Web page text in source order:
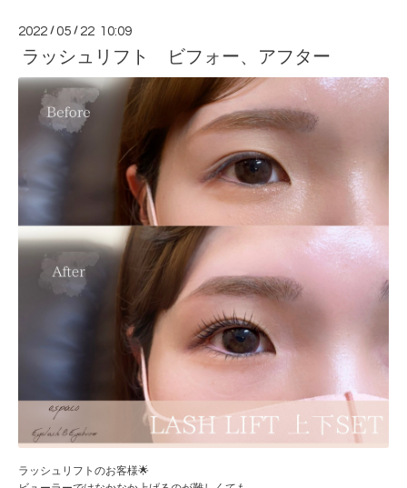
2022 /05 / 22 10:09
ラッシュリフト ビフォー、アフター
ラッシュリフトのお客様🌟